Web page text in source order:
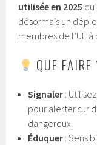
utilisée en 2025
désormais un
membres de l’UE
QUE FAIRE
Signaler :
pour alerter sur
dangereux.
Éduquer :